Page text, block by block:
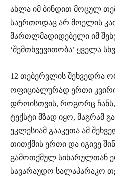
ახლა იმ ბინდით მოცულ
საერთოდაც არ მოელის
მართლმადიდებელი იმ
‘შემთხვევითობა’ ყველა
12 თებერვლის შეხვედრა
ოფიციალურად ერთი
დროისთვის, როგორც
ტექსტი მზად იყო, მაგრამ
ეკლესიამ გააკეთა ამ
თითქმის ერთი და იგივე
გამოთქმულ სიხარულთან
სავარაუდო სალაპარაკო